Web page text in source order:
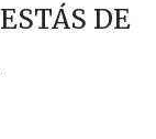
DE